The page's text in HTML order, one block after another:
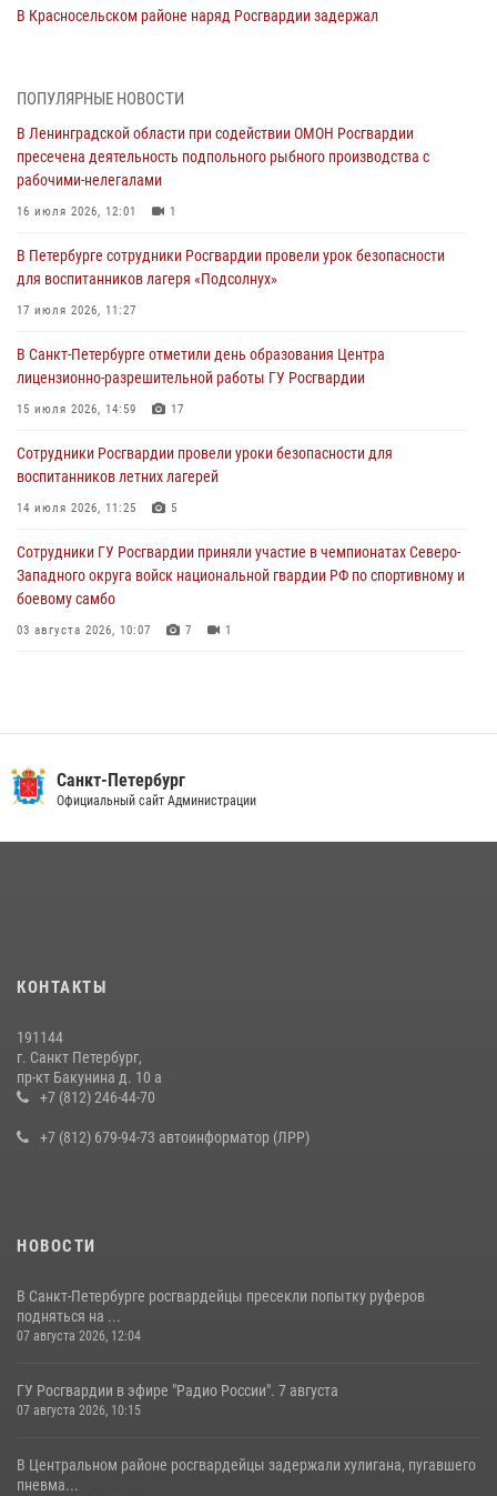
В Красносельском районе наряд Росгвардии задержал
06 августа 2026, 13:39 1
В Центральном районе росгвардейцы оперативно задержали
хулигана, стрелявшего из пускового устройства рядом с жилыми
домами
06 августа 2026, 11:36
Сотрудники и военнослужащие Росгвардии обеспечили
правопорядок при проведении матча "Зенит" - "Балтика"
06 августа 2026, 07:30
В Выборгском районе наряд Росгвардии обнаружил
разыскиваемый преступный автотранспорт
05 августа 2026, 12:25 2
Петербургские росгвардейцы обнаружили объявленный в розыск
автомобиль, ранее использовавшийся при совершении кражи в
Ленобласти
ПОПУЛЯРНЫЕ НОВОСТИ
В Ленинградской области при содействии ОМОН Росгвардии
пресечена деятельность подпольного рыбного производства с
рабочими-нелегалами
16 июля 2026, 12:01 1
В Петербурге сотрудники Росгвардии провели урок безопасности
для воспитанников лагеря «Подсолнух»
17 июля 2026, 11:27
В Санкт-Петербурге отметили день образования Центра
лицензионно-разрешительной работы ГУ Росгвардии
15 июля 2026, 14:59 17
Сотрудники Росгвардии провели уроки безопасности для
воспитанников летних лагерей
14 июля 2026, 11:25 5
Сотрудники ГУ Росгвардии приняли участие в чемпионатах Северо-
Западного округа войск национальной гвардии РФ по спортивному и
боевому самбо
03 августа 2026, 10:07 7 1
В Красногвардейском районе росгвардейцы задержали хулигана,
угрожавшего мужчине пневматическим пистолетом
на III Международном петербургском цифровом форуме
В Ленобласти сотрудники Росгвардии провели встречу с
воспитанниками детского клуба «Умные каникулы»
Санкт-Петербург
Официальный сайт Администрации
КОНТАКТЫ
191144
г. Санкт Петербург,
пр-кт Бакунина д. 10 а
+7 (812) 246-44-70
+7 (812) 679-94-73 автоинформатор (ЛРР)
НОВОСТИ
В Санкт-Петербурге росгвардейцы пресекли попытку руферов
подняться на ...
07 августа 2026, 12:04
ГУ Росгвардии в эфире "Радио России". 7 августа
07 августа 2026, 10:15
В Центральном районе росгвардейцы задержали хулигана, пугавшего
пневма...